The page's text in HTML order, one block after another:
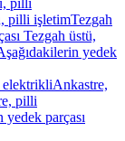
pilli
pilli işletimTezgah
Tezgah üstü,
yedek
elektrikliAnkastre,
pilli
yedek parçası